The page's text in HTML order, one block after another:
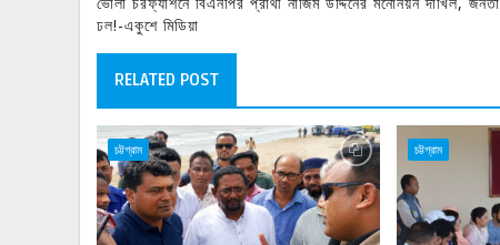
ঢল!-একুশে মিডিয়া
RELATED POST
চট্টগ্রাম চট্টগ্রাম